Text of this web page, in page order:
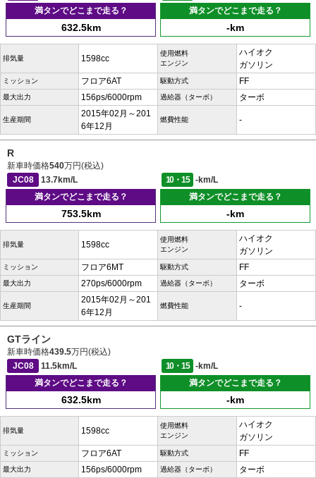
満タンでどこまで走る？
632.5km
満タンでどこまで走る？
-km
排気量 1598cc
使用燃料
エンジン
ハイオク
ガソリン
ミッション フロア6AT 駆動方式 FF
最大出力 156ps/6000rpm 過給器（ターボ） ターボ
生産期間
2015年02月～201
6年12月
燃費性能 -
R
新車時価格540万円(税込)
JC08
13.7km/L 10・15
-km/L
満タンでどこまで走る？
753.5km
満タンでどこまで走る？
-km
排気量 1598cc
使用燃料
エンジン
ハイオク
ガソリン
ミッション フロア6MT 駆動方式 FF
最大出力 270ps/6000rpm 過給器（ターボ） ターボ
生産期間
2015年02月～201
6年12月
燃費性能 -
GTライン
新車時価格439.5万円(税込)
JC08
11.5km/L 10・15
-km/L
満タンでどこまで走る？
632.5km
満タンでどこまで走る？
-km
排気量 1598cc
使用燃料
エンジン
ハイオク
ガソリン
ミッション フロア6AT 駆動方式 FF
最大出力 156ps/6000rpm 過給器（ターボ） ターボ